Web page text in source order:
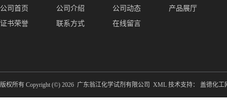
公司首页 公司介绍 公司动态
产品展厅
证书荣誉
联系方式 在线留言
版权所有 Copyright (©) 2026 广东翁江化学试剂有限公司 XML 技术支持： 盖德化工